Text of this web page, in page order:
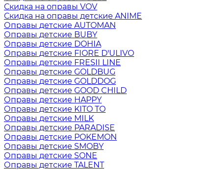
Скидка на оправы VOV
Скидка на оправы детские ANIME
Оправы детские AUTOMAN
Оправы детские BUBY
Оправы детские DOHIA
Оправы детские FIORE D'ULIVO
Оправы детские FRESII LINE
Оправы детские GOLDBUG
Оправы детские GOLDDOG
Оправы детские GOOD CHILD
Оправы детские HAPPY
Оправы детские KITO TO
Оправы детские MILK
Оправы детские PARADISE
Оправы детские POKEMON
Оправы детские SMOBY
Оправы детские SONE
Оправы детские TALENT